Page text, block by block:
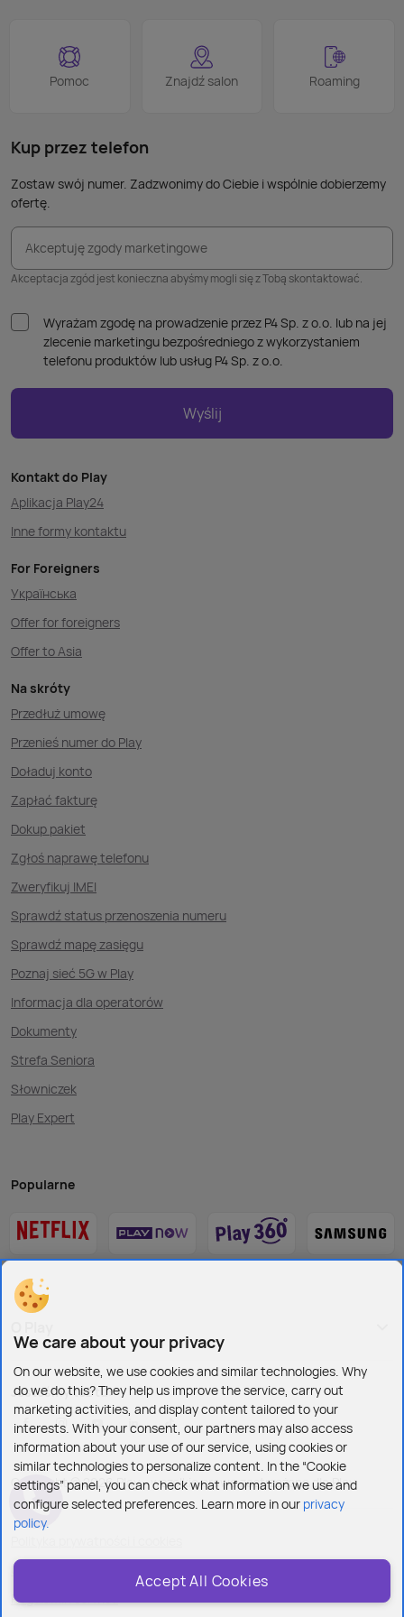
Pomoc Znajdź salon Roaming
Kup przez telefon
Zostaw swój numer. Zadzwonimy do Ciebie i wspólnie dobierzemy
ofertę.
Akceptuję zgody marketingowe
Akceptacja zgód jest konieczna abyśmy mogli się z Tobą skontaktować.
Wyrażam zgodę na prowadzenie przez P4 Sp. z o.o. lub na jej
zlecenie marketingu bezpośredniego z wykorzystaniem
telefonu produktów lub usług P4 Sp. z o.o.
Wyślij
Kontakt do Play
Aplikacja Play24
Inne formy kontaktu
For Foreigners
Українська
Offer for foreigners
Offer to Asia
Na skróty
Przedłuż umowę
Przenieś numer do Play
Doładuj konto
Zapłać fakturę
Dokup pakiet
Zgłoś naprawę telefonu
Zweryfikuj IMEI
Sprawdź status przenoszenia numeru
Sprawdź mapę zasięgu
Poznaj sieć 5G w Play
Informacja dla operatorów
Dokumenty
Strefa Seniora
Słowniczek
Play Expert
Popularne
Jesteśmy też tu:
Copyright © 2026 Play - wszelkie prawa zastrzeżone dla Play
Ustawienia plików cookies
Regulamin serwisu
We care about your privacy
On our website, we use cookies and similar technologies. Why
do we do this? They help us improve the service, carry out
marketing activities, and display content tailored to your
interests. With your consent, our partners may also access
information about your use of our service, using cookies or
similar technologies to personalize content. In the “Cookie
settings” panel, you can check what information we use and
configure selected preferences. Learn more in our privacy
policy.
Accept All Cookies